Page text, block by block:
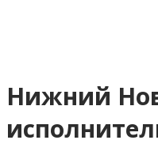
Нижний